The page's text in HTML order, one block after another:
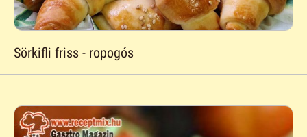
Sörkifli friss - ropogós